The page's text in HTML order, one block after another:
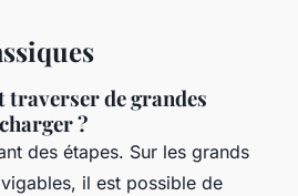
de grandes
?
des étapes. Sur les grands
il est possible de